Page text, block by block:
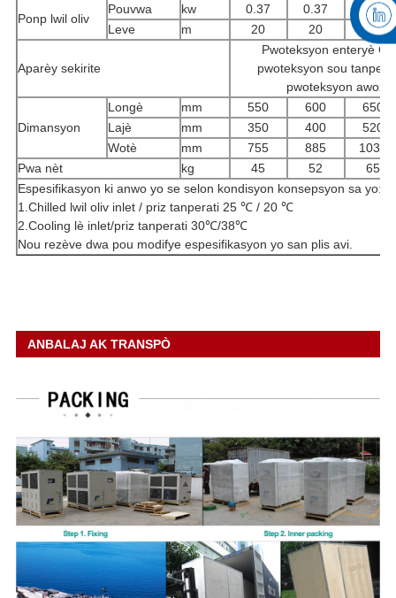
Ponp lwil oliv
Pouvwa kw 0.37 0.37
0.55
Leve
m 20 20 20
Aparèy sekirite
Pwoteksyon enteryè
pwoteksyon sou
pwoteksyon
Dimansyon
Longè mm 550 600
650
Lajè
mm 350 400
520
Wotè
mm 755 885
1030
Pwa nèt
kg 45 52
65
Espesifikasyon ki anwo yo se selon kondisyon konsepsyon sa yo:
1.Chilled lwil oliv inlet / priz tanperati 25 ℃ / 20 ℃
2.Cooling lè inlet/priz tanperati 30℃/38℃
Nou rezève dwa pou modifye espesifikasyon yo san plis avi.
ANBALAJ AK TRANSPÒ